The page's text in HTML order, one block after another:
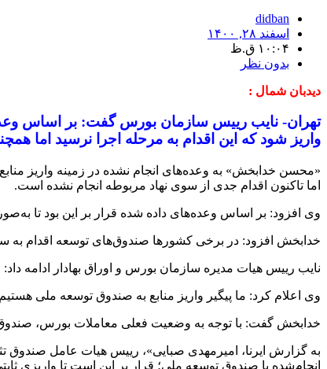
didban
اسفند ۲۸, ۱۴۰۰
۱۰:۰۴ ق.ظ
بدون نظر
دیدبان شمال :
واریز شود که این اقدام به مرحله اجرا نرسید اما
«محسن خدابخش» به وعده‌های انجام نشده در زمینه واریز
اما تاکنون اقدام جدی از سوی نهاد مربوطه انجام نشده است.
وی افزود: بر اساس وعده‌های داده شده قرار بر این بود تا به‌صورت ماهانه رقمی حدود ۶۵۰ میلیارد تومان نقدینگی به صندوق تثبیت بازار
خدابخش افزود: در برخی کشورها صندوق‌های توسعه اقدام به
نایب رییس هیات مدیره سازمان بورس و اوراق بهادار ادامه
وی اعلام کرد: ما پیگیر واریز منابع به صندوق توسعه ملی
خدابخش گفت: با توجه به وضعیت فعلی معاملات بورس،
به گزارش ایرنا، امیرمهدی صبایی»، رییس هیات عامل صندوق
انجام‌شده با صندوق توسعه ملی؛ قرار بر این است تا واریزی